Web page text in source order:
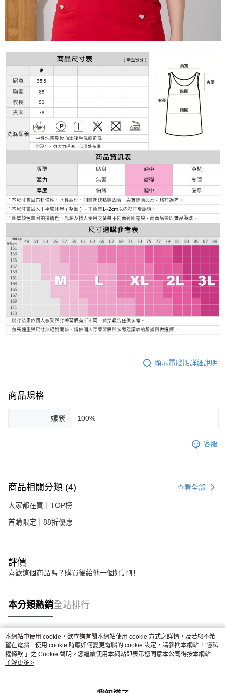
顯示電腦版詳細說明
商品規格
嫘縈 100%
客服
商品相關分類 (4) 查看全部
大家都在買｜TOP榜
首購限定｜88折優惠
評價
喜歡這個商品嗎？購買後給他一個好評吧
本分類熱銷全站排行
熱門標籤
本網站中使用 cookie，欲查詢有關本網站使用 cookie 方式之詳情，及若您不希
望在電腦上使用 cookie 時應如何變更電腦的 cookie 設定，請參閱本網站「 隱私
權條款 」之 Cookie 聲明。您繼續使用本網站即表示您同意本公司得按本網站使
用條款之 Cookie 聲明使用 cookie。
了解更多 >